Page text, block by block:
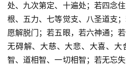
处、九次第定、十遍处；若四念
根、五力、七等觉支、八圣道支
愿解脱门；若五眼，若六神通；
无碍解、大慈、大悲、大喜、大
智、道相智、一切相智；若无忘